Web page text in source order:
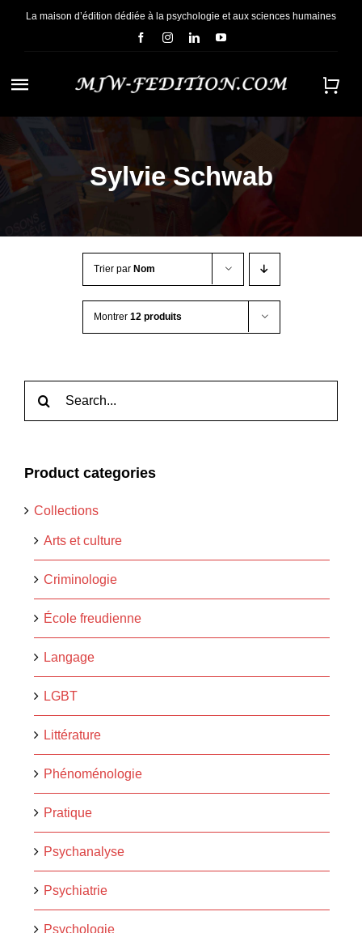
PasserLa maison d’édition dédiée à la psychologie et aux sciences humaines
Navigation
à
bascule
ACCUEIL
NOUS CONNAÎTRESylvie Schwab
Trier par Nom
Montrer 12 produits
Product categories
Collections
Arts et culture
Criminologie
École freudienne
Langage
LGBT
Littérature
Phénoménologie
Pratique
Psychanalyse
Psychiatrie
Psychologie